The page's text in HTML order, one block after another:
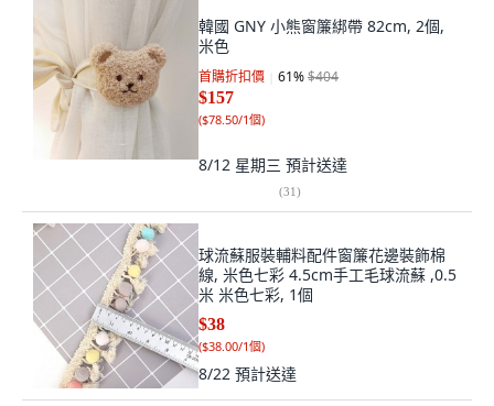
韓國 GNY 小熊窗簾綁帶 82cm, 2個,
米色
首購折扣價 61%$404
$157
($78.50/1個)
8/12 星期三 預計送達
(31)
球流蘇服裝輔料配件窗簾花邊裝飾棉
線, 米色七彩 4.5cm手工毛球流蘇 ,0.5
米 米色七彩, 1個
$38
($38.00/1個)
8/22 預計送達